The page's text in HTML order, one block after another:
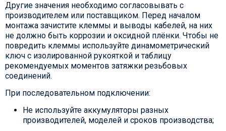
Другие значения необходимо согласовывать с
производителем или поставщиком. Перед началом
монтажа зачистите клеммы и выводы кабелей, на них
не должно быть коррозии и оксидной плёнки. Чтобы не
повредить клеммы используйте динамометрический
ключ с изолированной рукояткой и таблицу
рекомендуемых моментов затяжки резьбовых
соединений.
При последовательном подключении:
Не используйте аккумуляторы разных
производителей, моделей и сроков производства;